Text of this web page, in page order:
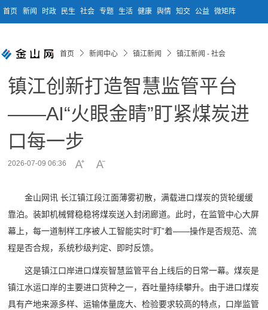
首页 新闻 时政 民生 社会 专题 生活 健康 舆情 知交 公益 微矩阵
首页 新闻中心 镇江新闻 镇江新闻 - 社会
镇江创新打造智慧监管平台
——AI“火眼金睛”盯紧煤炭进
口每一步
2026-07-09 06:36
金山网讯 长江镇江段江面薄雾初散，满载进口煤炭的货轮缓缓
靠泊。装卸机械臂稳稳将煤炭送入封闭廊道。此时，在监管中心大屏
幕上，每一道制样工序被人工智能实时“盯”着——操作是否规范、流
程是否合规，系统秒级判定、即时反馈。
这是镇江口岸进口煤炭智慧监管平台上线后的日常一幕。煤炭是
镇江水运口岸的主要进口货种之一，吞吐量持续攀升。由于进口煤炭
具有产地来源多样、运输体量庞大、检验要求较高的特点，口岸监管